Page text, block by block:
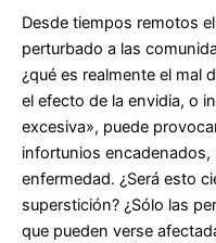
Desde tiempos remotos
perturbado a las
¿qué es realmente el mal
el efecto de la envidia, o
excesiva», puede
infortunios encadenados,
enfermedad. ¿Será esto
superstición? ¿Sólo las
que pueden verse